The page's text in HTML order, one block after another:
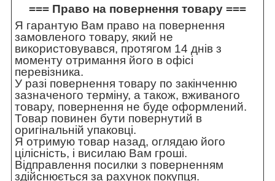
=== Право на повернення товару ===
Я гарантую Вам право на повернення
замовленого товару, який не
використовувався, протягом 14 днів з
моменту отримання його в офісі
перевізника.
У разі повернення товару по закінченню
зазначеного терміну, а також, вживаного
товару, повернення не буде оформлений.
Товар повинен бути повернутий в
оригінальній упаковці.
Я отримую товар назад, оглядаю його
цілісність, і висилаю Вам гроші.
Відправлення посилки з поверненням
здійснюється за рахунок покупця.